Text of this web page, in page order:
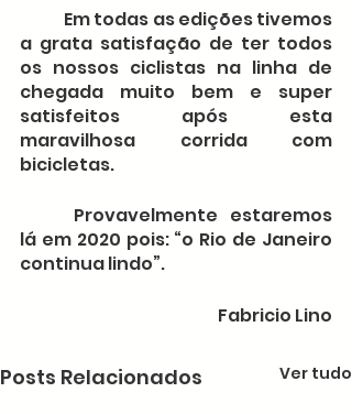
a grata satisfação de ter todos
os nossos ciclistas na linha de
chegada muito bem e super
satisfeitos após esta
maravilhosa corrida com
bicicletas.
lá em 2020 pois: “o Rio de Janeiro
continua lindo”.
Fabricio Lino
Posts Relacionados Ver tudo